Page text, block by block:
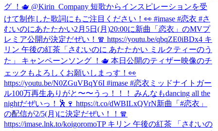
グ ！🫖 @Kirin_Company 短歌からインスピレーションを受
けて制作した歌詞にもご注目ください！👀 #imase #恋衣 #さ
むいのにあたたかい2月5日(月)20:00に新曲「恋衣」のMVプ
レミア公開が決定だぜい！🧣 https://youtu.be/qbqZE0iBDx4 キ
リン 午後の紅茶「さむいのに あたたかい ミルクティーのう
た」 キャンペーンソング ！🫖 本日公開のティザー映像のチ
ェックもよろしくお願いしまっす！👀
https://youtu.be/N0ZGuVBqY6I #imase #恋衣 ミッドナイトガー
ル100万再生ありがと〜〜うっ！！！ みんなもdancing all the
nightだぜいっ！🕺🍷 https://t.co/dWBILxQVrN新曲「#恋衣」
の配信が2/5(月)に決定だぜい！！🧣
https://imase.lnk.to/koigoromoTP キリン 午後の紅茶 「さむいの